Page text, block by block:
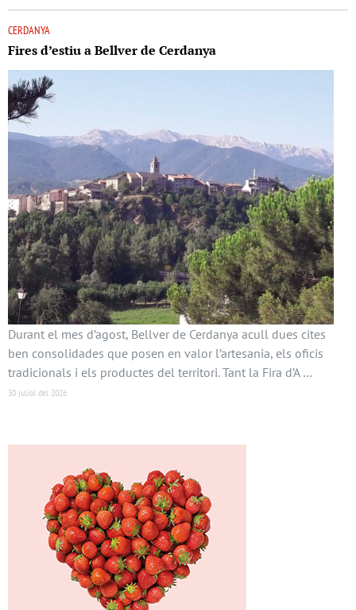
CERDANYA
Fires d’estiu a Bellver de Cerdanya
Durant el mes d’agost, Bellver de Cerdanya acull dues cites
ben consolidades que posen en valor l’artesania, els oficis
tradicionals i els productes del territori. Tant la Fira d’A …
30 juliol del 2026